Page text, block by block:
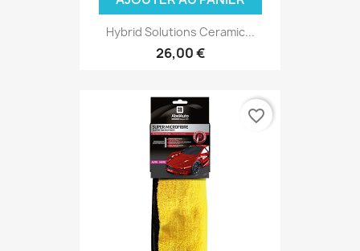
Hybrid Solutions Ceramic...
26,00 €
favorite_border